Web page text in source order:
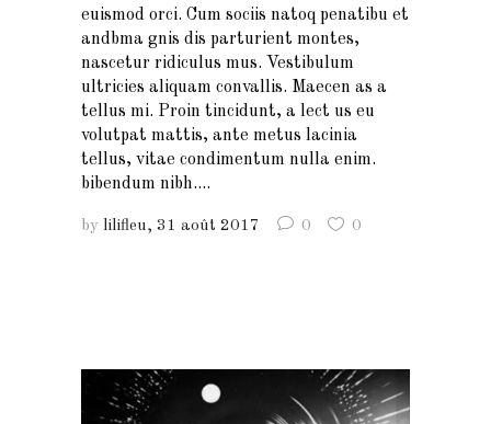
euismod orci. Cum sociis natoq penatibu et
andbma gnis dis parturient montes,
nascetur ridiculus mus. Vestibulum
ultricies aliquam convallis. Maecen as a
tellus mi. Proin tincidunt, a lect us eu
volutpat mattis, ante metus lacinia
tellus, vitae condimentum nulla enim.
bibendum nibh....
by lilifleu 31 août 2017 0 0